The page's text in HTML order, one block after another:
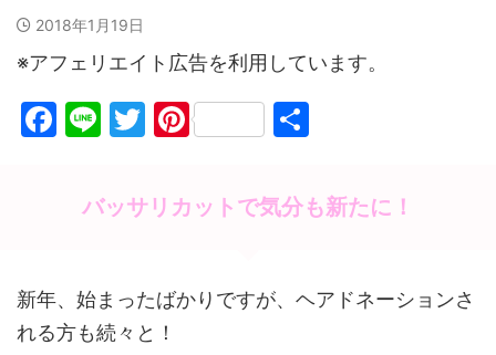
2018年1月19日
※アフェリエイト広告を利用しています。
F
o
o
Li
e
T
itt
er
Pi
er
e
バッサリカットで気分も新たに！
新年、始まったばかりですが、ヘアドネーションさ
れる方も続々と！